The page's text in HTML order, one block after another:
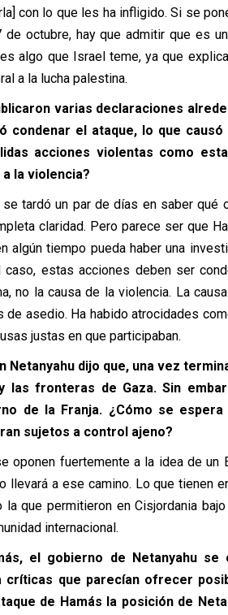
con lo que les ha infligido. Si se
octubre, hay que admitir que es
algo que Israel teme, ya que
a la lucha palestina.
varias declaraciones
condenar el ataque, lo que
acciones violentas como
la violencia?
tardó un par de días en saber qué
claridad. Pero parece ser que
algún tiempo pueda haber una
estas acciones deben ser
no la causa de la violencia. La
de asedio. Ha habido atrocidades
justas en que participaban.
Netanyahu dijo que, una vez
las fronteras de Gaza. Sin
de la Franja. ¿Cómo se
sujetos a control ajeno?
oponen fuertemente a la idea de un
llevará a ese camino. Lo que tienen
la que permitieron en Cisjordania
internacional.
el gobierno de Netanyahu se
críticas que parecían ofrecer
de Hamás la posición de